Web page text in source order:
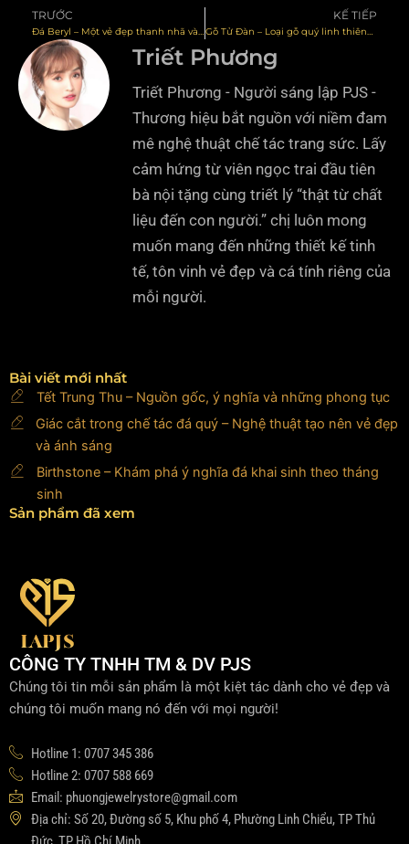
Prev
TRƯỚC
Đá Beryl – Một vẻ đẹp thanh nhã và những công dụng ít người biết
KẾ TIẾP
Gỗ Tử Đàn – Loại gỗ quý linh thiêng trong văn hóa Á Đông
Triết Phương
Triết Phương - Người sáng lập PJS -
Thương hiệu bắt nguồn với niềm đam
mê nghệ thuật chế tác trang sức. Lấy
cảm hứng từ viên ngọc trai đầu tiên
bà nội tặng cùng triết lý “thật từ chất
liệu đến con người.” chị luôn mong
muốn mang đến những thiết kế tinh
tế, tôn vinh vẻ đẹp và cá tính riêng của
mỗi người.
Bài viết mới nhất
Tết Trung Thu – Nguồn gốc, ý nghĩa và những phong tục
Giác cắt trong chế tác đá quý – Nghệ thuật tạo nên vẻ đẹp
và ánh sáng
Birthstone – Khám phá ý nghĩa đá khai sinh theo tháng
sinh
Sản phẩm đã xem
CÔNG TY TNHH TM & DV PJS
Chúng tôi tin mỗi sản phẩm là một kiệt tác dành cho vẻ đẹp và
chúng tôi muốn mang nó đến với mọi người!
Hotline 1: 0707 345 386
Hotline 2: 0707 588 669
Email: phuongjewelrystore@gmail.com
Địa chỉ: Số 20, Đường số 5, Khu phố 4, Phường Linh Chiểu, TP Thủ